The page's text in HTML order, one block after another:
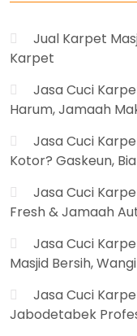
Jual Karpet
Karpet
Jasa Cuci
Harum, Jamaah
Jasa Cuci
Kotor? Gaskeun,
Jasa Cuci
Fresh & Jamaah
Jasa Cuci
Masjid Bersih,
Jasa Cuci
Jabodetabek